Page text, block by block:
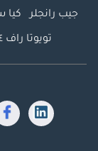
جيب رانجلر كيا
تويوتا راف ٤